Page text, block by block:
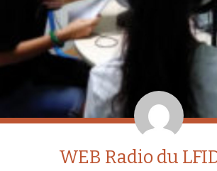
WEB Radio du